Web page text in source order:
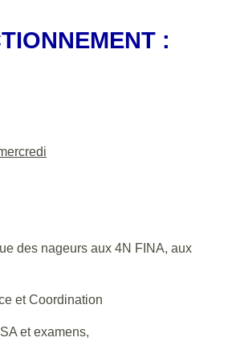
:
des nageurs aux 4N FINA, aux
et Coordination
et examens,